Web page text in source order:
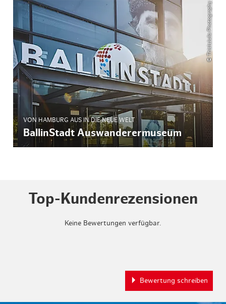
© ThisIsJulia Photography
VON HAMBURG AUS IN DIE NEUE WELT
BallinStadt Auswanderermuseum
Top-Kundenrezensionen
Keine Bewertungen verfügbar.
Bewertung schreiben